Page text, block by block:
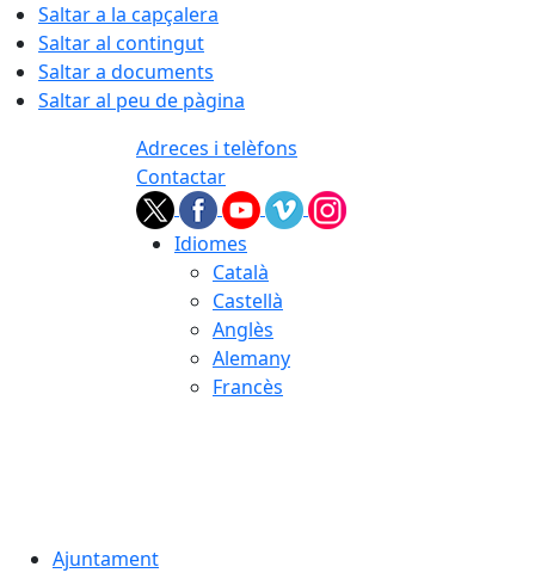
Saltar a la capçalera
Saltar al contingut
Saltar a documents
Saltar al peu de pàgina
Adreces i telèfons
Contactar
Idiomes
Català
Castellà
Anglès
Alemany
Francès
Ajuntament